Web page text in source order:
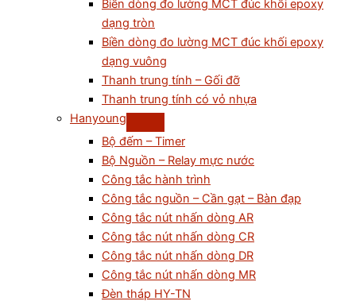
Biến dòng đo lường MCT đúc khối epoxy
dạng tròn
Biền dòng đo lường MCT đúc khối epoxy
dạng vuông
Thanh trung tính – Gối đỡ
Thanh trung tính có vỏ nhựa
Hanyoung
Bộ đếm – Timer
Bộ Nguồn – Relay mực nước
Công tắc hành trình
Công tắc nguồn – Cần gạt – Bàn đạp
Công tắc nút nhấn dòng AR
Công tắc nút nhấn dòng CR
Công tắc nút nhấn dòng DR
Công tắc nút nhấn dòng MR
Đèn tháp HY-TN